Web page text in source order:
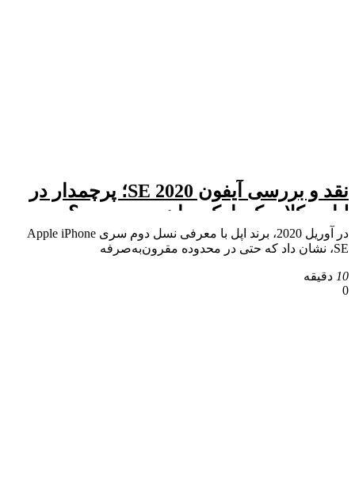
نقد و بررسی آیفون SE 2020؛ پرچمدار در
لباس کلاسیک یا یک میان‌رده محدود؟
در آوریل 2020، برند اپل با معرفی نسل دوم سری Apple iPhone
SE، نشان داد که حتی در محدوده مقرون‌به‌صرفه
10 دقیقه
0